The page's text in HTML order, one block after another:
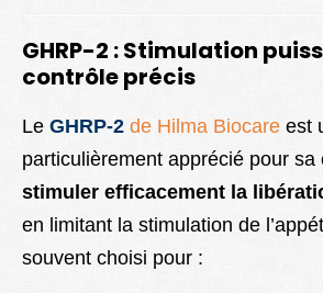
GHRP-2 : Stimulation
contrôle précis
Le GHRP-2 de Hilma Biocare est
particulièrement apprécié pour sa
stimuler efficacement la
en limitant la stimulation de
souvent choisi pour :